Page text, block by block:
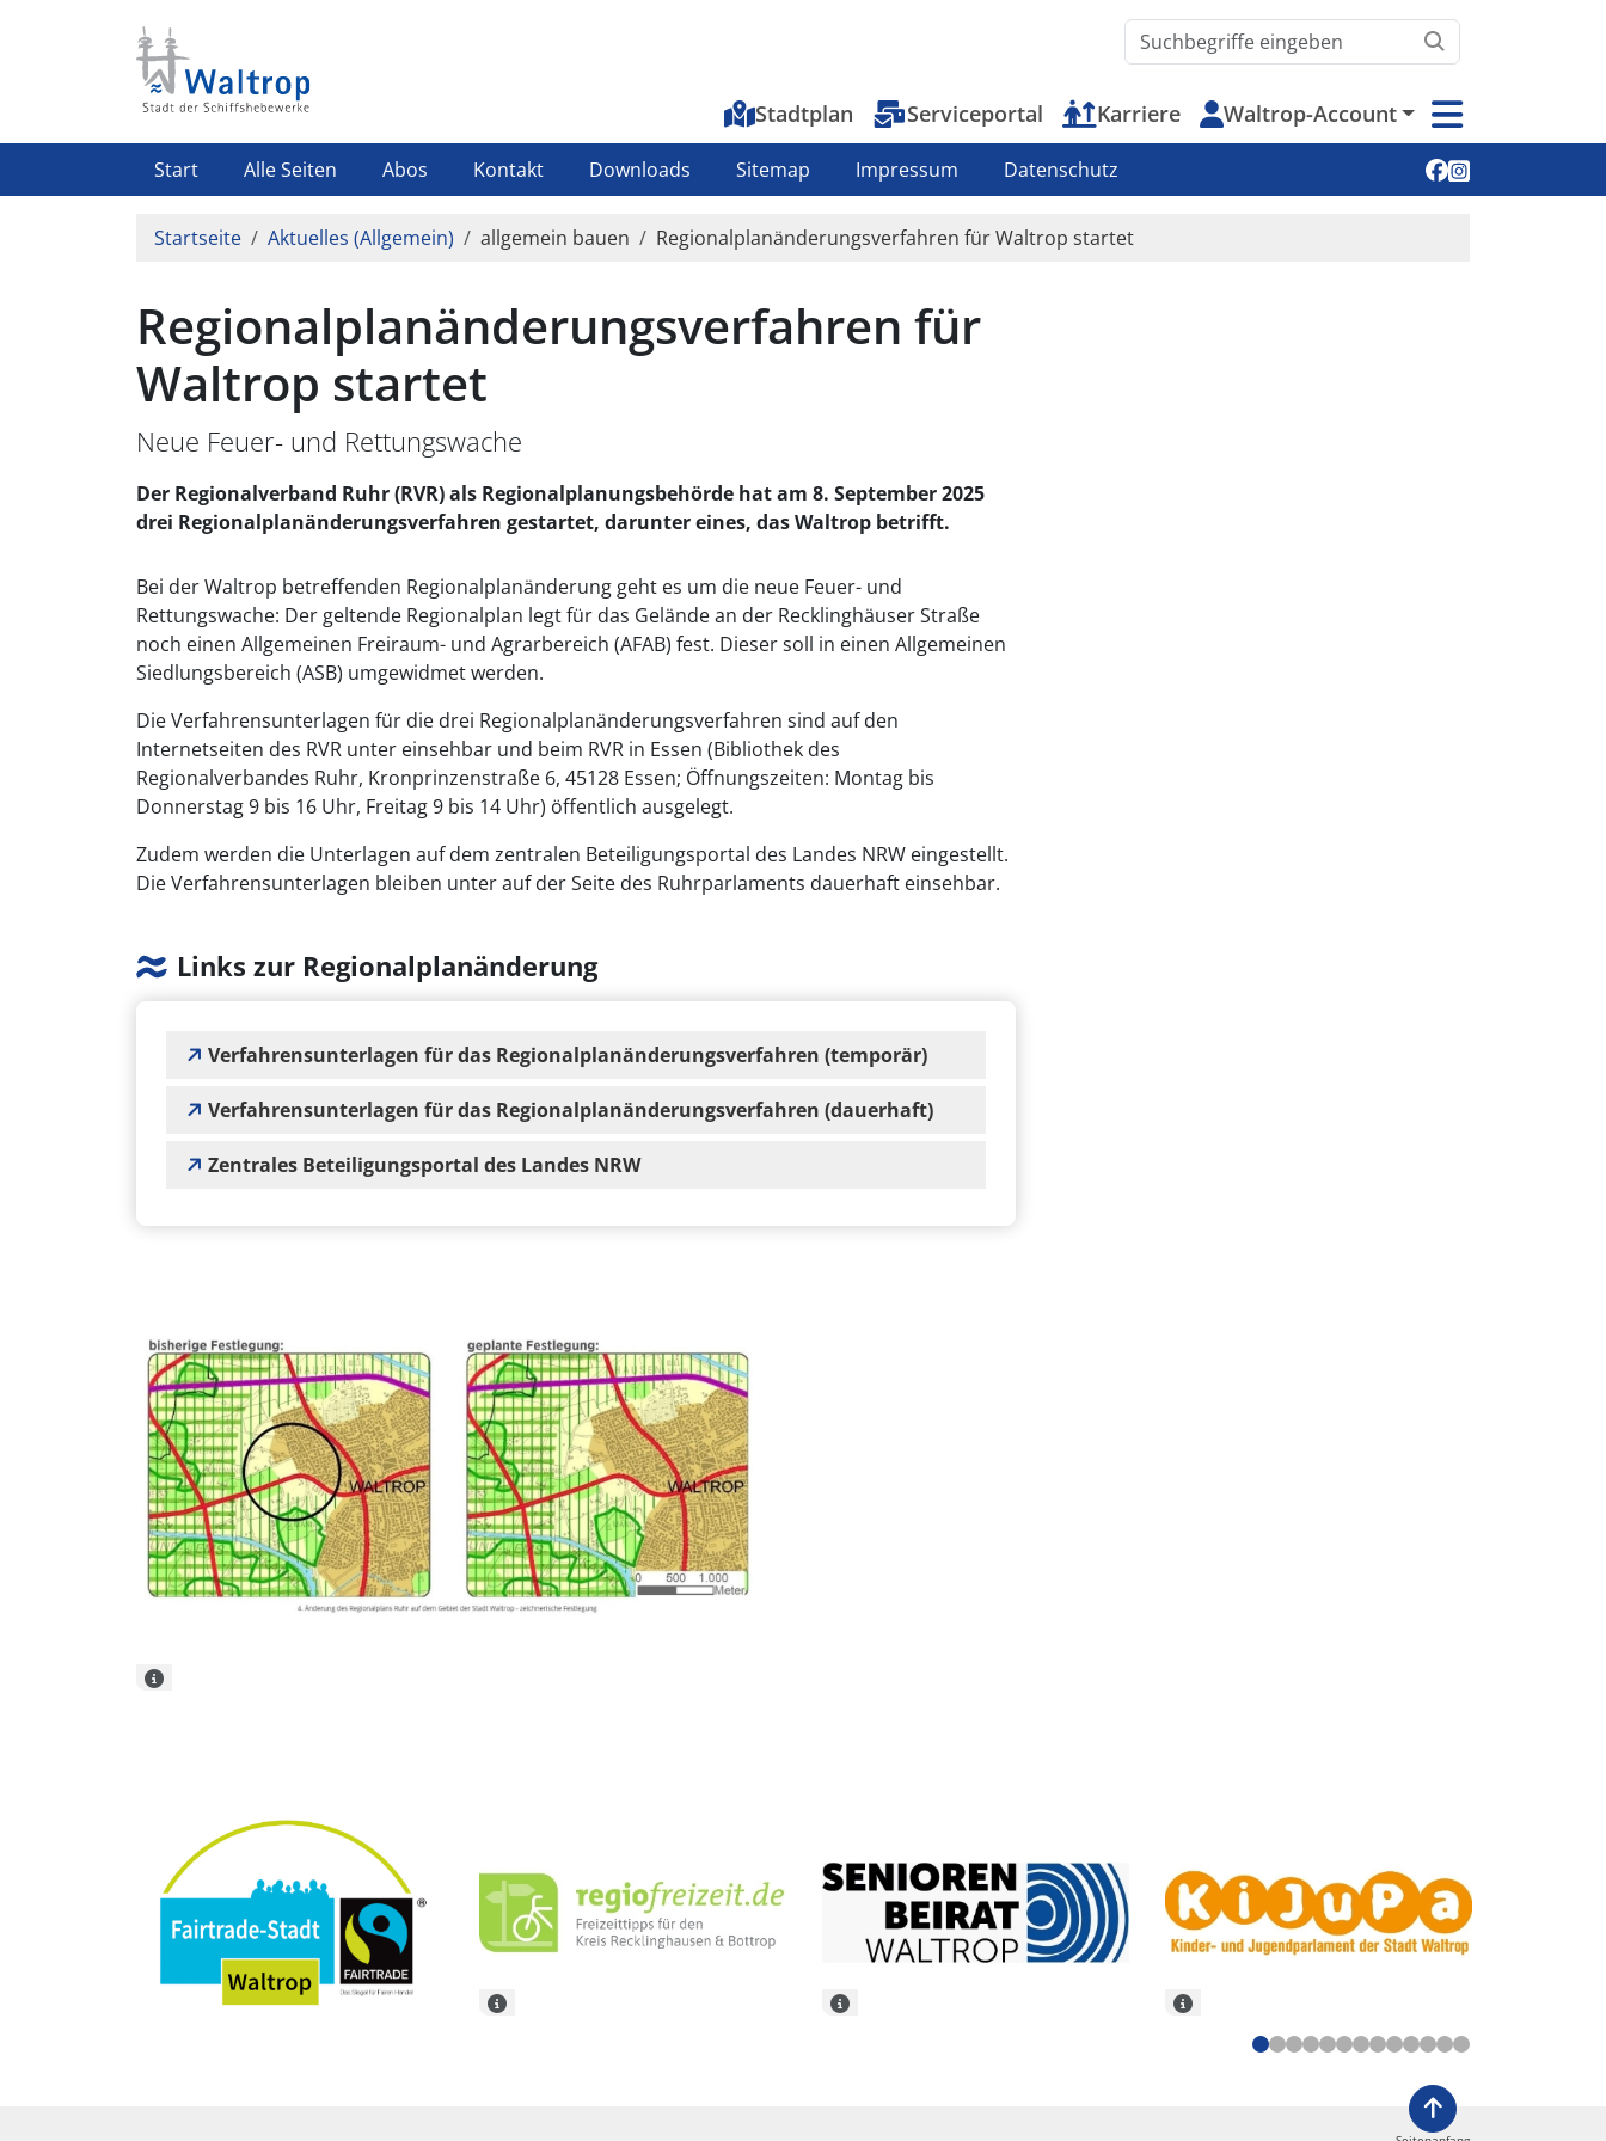
Waltrop.de durchsuchen
Top-Menu
Stadtplan Serviceportal Karriere Waltrop-Account
Highlight Menü
Start Alle Seiten Abos Kontakt Downloads Sitemap Impressum Datenschutz Soziale Medien
Pfadnavigation
Startseite Aktuelles (Allgemein) allgemein bauen Regionalplanänderungsverfahren für Waltrop startet
Regionalplanänderungsverfahren für
Waltrop startet
Neue Feuer- und Rettungswache
Der Regionalverband Ruhr (RVR) als Regionalplanungsbehörde hat am 8. September 2025
drei Regionalplanänderungsverfahren gestartet, darunter eines, das Waltrop betrifft.
Bei der Waltrop betreffenden Regionalplanänderung geht es um die neue Feuer- und
Rettungswache: Der geltende Regionalplan legt für das Gelände an der Recklinghäuser Straße
noch einen Allgemeinen Freiraum- und Agrarbereich (AFAB) fest. Dieser soll in einen Allgemeinen
Siedlungsbereich (ASB) umgewidmet werden.
Die Verfahrensunterlagen für die drei Regionalplanänderungsverfahren sind auf den
Internetseiten des RVR unter einsehbar und beim RVR in Essen (Bibliothek des
Regionalverbandes Ruhr, Kronprinzenstraße 6, 45128 Essen; Öffnungszeiten: Montag bis
Donnerstag 9 bis 16 Uhr, Freitag 9 bis 14 Uhr) öffentlich ausgelegt.
Zudem werden die Unterlagen auf dem zentralen Beteiligungsportal des Landes NRW eingestellt.
Die Verfahrensunterlagen bleiben unter auf der Seite des Ruhrparlaments dauerhaft einsehbar.
Links zur Regionalplanänderung
Verfahrensunterlagen für das Regionalplanänderungsverfahren (temporär)
Verfahrensunterlagen für das Regionalplanänderungsverfahren (dauerhaft)
Zentrales Beteiligungsportal des Landes NRW